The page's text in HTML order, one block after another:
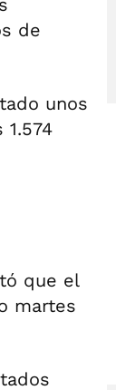
de
unos
que el
martes